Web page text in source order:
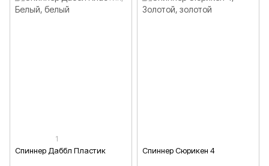
1
Спиннер Даббл Пластик Спиннер Сюрикен 4